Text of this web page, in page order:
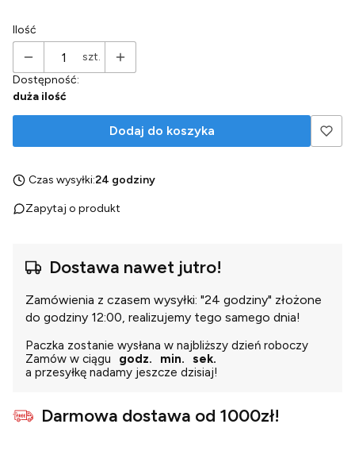
Ilość
szt.
Dostępność:
duża ilość
Dodaj do koszyka
Czas wysyłki:24 godziny
Zapytaj o produkt
Dostawa nawet jutro!
Zamówienia z czasem wysyłki: "24 godziny" złożone
do godziny 12:00, realizujemy tego samego dnia!
Paczka zostanie wysłana w najbliższy dzień roboczy
Zamów w ciągu
godz. min.
sek.
a przesyłkę nadamy jeszcze dzisiaj!
Darmowa dostawa od 1000zł!